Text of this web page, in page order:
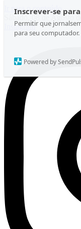
Inscrever-se
Permitir que
para seu computador.
Powered by
Ir para o conteúdo
Sábado, 08 de Agosto
Instagram